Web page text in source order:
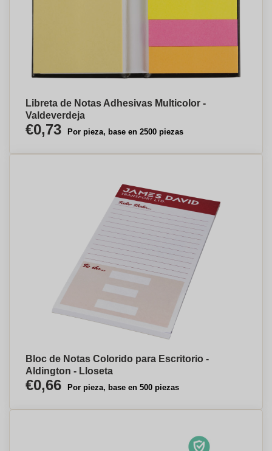
Libreta de Notas Adhesivas Multicolor -
Valdeverdeja
€0,73 Por pieza, base en 2500 piezas
Bloc de Notas Colorido para Escritorio -
Aldington - Lloseta
€0,66 Por pieza, base en 500 piezas